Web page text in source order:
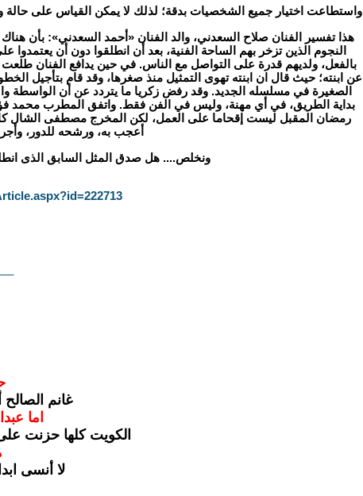
واستطاعت اختيار جميع الشخصيات بدقة؛ لذلك لا يمكن القياس على حالة
النجوم الذين تزخر بهم الساحة الفنية، بعد أن انطلقوا دون أن
بالفعل، ولديهم قدرة على التواصل مع الناس. في حين يدافع الفنان طلعت
عن ابنته؛ حيث قال ان ابنته تهوى التمثيل منذ صغرها، وقد قام بتأجيل
الصغيرة في مسلسله الجديد. وقد رفض زكريا ما يتردد عن أن الواسطة
بداية الطريق، في أي مهنة، وليس في الفن فقط. واتفق المطرب محمد
رمضان المقبل ليست إقحاما على العمل، لكن المخرج مصطفى الشال
أعجب به، ورشحه للدور،
ونخلص.... هل صدق المثل السابق الذى
غانم الصالح
اما
الكويت كلها حزنت
لا أنسى